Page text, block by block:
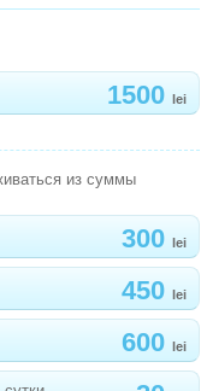
1500 lei
из суммы
300 lei
450 lei
600 lei